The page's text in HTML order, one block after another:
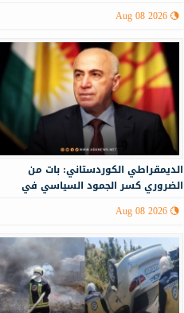
Aug 08 2026
الديمقراطي الكوردستاني: بات من
الضروري كسر الجمود السياسي في
Aug 08 2026